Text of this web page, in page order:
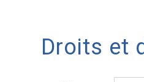
Droits et